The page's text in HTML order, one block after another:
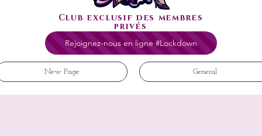
Club exclusif des membres
privés
Rejoignez-nous en ligne #Lockdown
New Page General